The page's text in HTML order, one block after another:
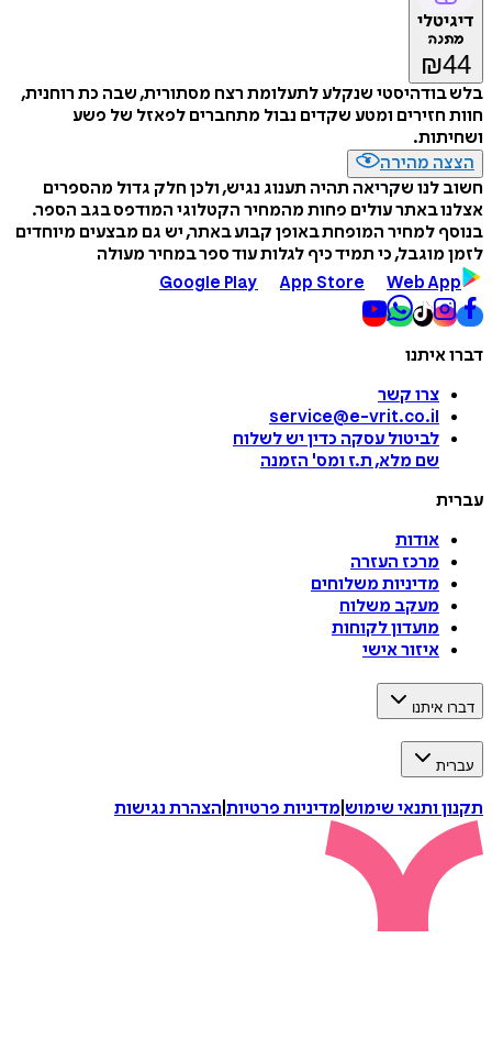
דיגיטלי
מתנה
₪44
בלש בודהיסטי שנקלע לתעלומת רצח מסתורית, שבה כת רוחנית,
חוות חזירים ומטע שקדים נבול מתחברים לפאזל של פשע
ושחיתות.
הצצה מהירה
חשוב לנו שקריאה תהיה תענוג נגיש, ולכן חלק גדול מהספרים
אצלנו באתר עולים פחות מהמחיר הקטלוגי המודפס בגב הספר.
בנוסף למחיר המופחת באופן קבוע באתר, יש גם מבצעים מיוחדים
לזמן מוגבל, כי תמיד כיף לגלות עוד ספר במחיר מעולה
Google Play
App Store Web App
דברו איתנו
צרו קשר
service@e-vrit.co.il
לביטול עסקה כדין יש לשלוח
שם מלא, ת.ז ומס' הזמנה
עברית
אודות
מרכז העזרה
מדיניות משלוחים
מעקב משלוח
מועדון לקוחות
איזור אישי
דברו איתנו
עברית
תקנון ותנאי שימוש מדיניות פרטיות הצהרת נגישות